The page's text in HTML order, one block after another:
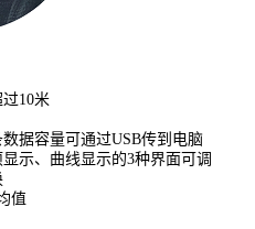
过10米
数据容量可通过USB传到电脑
示、曲线显示的3种界面可调
值